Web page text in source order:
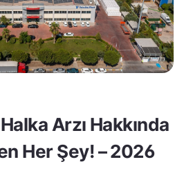
Arzı Hakkında
Her Şey! – 2026